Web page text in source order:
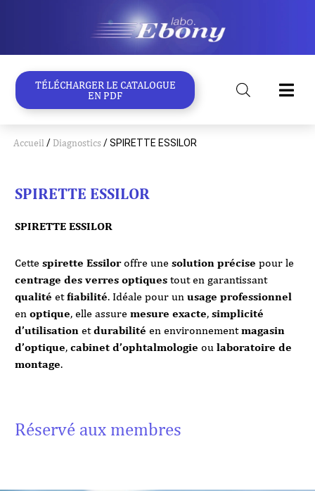
TÉLÉCHARGER LE CATALOGUE
EN PDF
Accueil / Diagnostics / SPIRETTE ESSILOR
SPIRETTE ESSILOR
SPIRETTE ESSILOR
Cette spirette Essiloroffre une solution précise pour le
centrage des verres optiques tout en garantissant
qualité etfiabilité. Idéale pour un usage professionnel
en optique, elle assure mesure exacte, simplicité
d’utilisation etdurabilité en environnementmagasin
d’optique, cabinet d’ophtalmologie ou laboratoire de
montage.
Réservé aux membres